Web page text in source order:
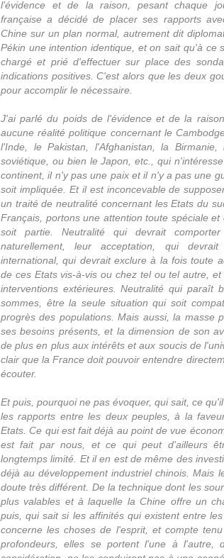
l'évidence et de la raison, pesant chaque
française a décidé de placer ses rapports
Chine sur un plan normal, autrement dit
Pékin une intention identique, et on sait qu'à ce
chargé et prié d'effectuer sur place des
indications positives. C'est alors que les deux
pour accomplir le nécessaire.
J'ai parlé du poids de l'évidence et de la
aucune réalité politique concernant le
l'Inde, le Pakistan, l'Afghanistan, la
soviétique, ou bien le Japon, etc., qui
continent, il n'y pas une paix et il n'y a pas une
soit impliquée. Et il est inconcevable de
un traité de neutralité concernant les Etats du
Français, portons une attention toute spéciale
soit partie. Neutralité qui devrait
naturellement, leur acceptation, qui
international, qui devrait exclure à la fois toute
de ces Etats vis-à-vis ou chez tel ou tel autre,
interventions extérieures. Neutralité qui paraît
sommes, être la seule situation qui soit
progrès des populations. Mais aussi, la masse
ses besoins présents, et la dimension de son
de plus en plus aux intérêts et aux soucis de
clair que la France doit pouvoir entendre
écouter.
Et puis, pourquoi ne pas évoquer, qui sait, ce
les rapports entre les deux peuples, à la
Etats. Ce qui est fait déjà au point de vue
est fait par nous, et ce qui peut d'ailleurs
longtemps limité. Et il en est de même des
déjà au développement industriel chinois. Mais
doute très différent. De la technique dont les
plus valables et à laquelle la Chine offre un
puis, qui sait si les affinités qui existent entre
concerne les choses de l'esprit, et compte
profondeurs, elles se portent l'une à l'autre,